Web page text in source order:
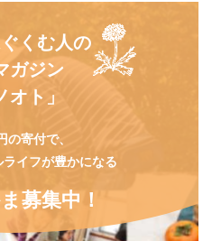
くむ人の
ガジン
オト」
の寄付で、
イフが豊かになる
募集中！